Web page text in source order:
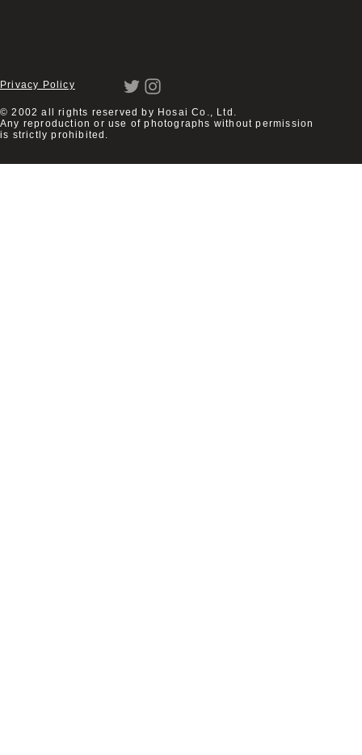
Privacy Policy
© 2002 all rights reserved by Hosai Co., Ltd.
Any reproduction or use of photographs without permission
is strictly prohibited.